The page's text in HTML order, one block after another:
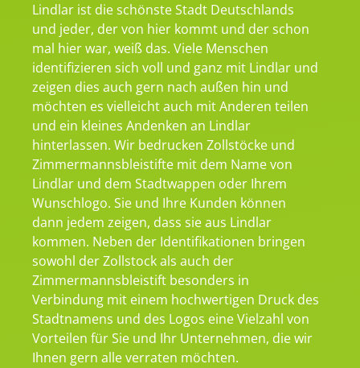
Lindlar ist die schönste Stadt Deutschlands
und jeder, der von hier kommt und der schon
mal hier war, weiß das. Viele Menschen
identifizieren sich voll und ganz mit Lindlar und
zeigen dies auch gern nach außen hin und
möchten es vielleicht auch mit Anderen teilen
und ein kleines Andenken an Lindlar
hinterlassen. Wir bedrucken Zollstöcke und
Zimmermannsbleistifte mit dem Name von
Lindlar und dem Stadtwappen oder Ihrem
Wunschlogo. Sie und Ihre Kunden können
dann jedem zeigen, dass sie aus Lindlar
kommen. Neben der Identifikationen bringen
sowohl der Zollstock als auch der
Zimmermannsbleistift besonders in
Verbindung mit einem hochwertigen Druck des
Stadtnamens und des Logos eine Vielzahl von
Vorteilen für Sie und Ihr Unternehmen, die wir
Ihnen gern alle verraten möchten.